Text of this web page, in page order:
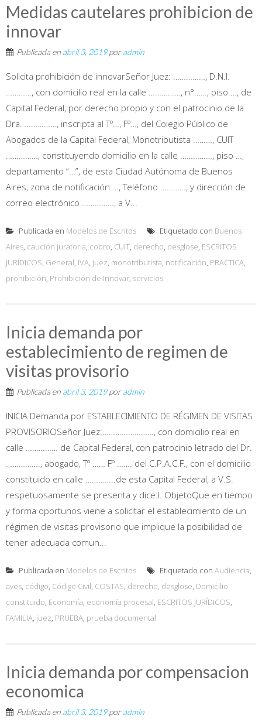
Medidas cautelares prohibicion de
innovar
Publicada en abril 3, 2019poradmin
Solicita prohibición de innovarSeñor Juez: ……………, D.N.I.
…………, con domicilio real en la calle ……………, n°……, piso …, de
Capital Federal, por derecho propio y con el patrocinio de la
Dra. ……………, inscripta al Tº…, Fº…, del Colegio Público de
Abogados de la Capital Federal, Monotributista ………, CUIT
……………, constituyendo domicilio en la calle ……………, piso …,
departamento “…”, de esta Ciudad Autónoma de Buenos
Aires, zona de notificación …, Teléfono …………, y dirección de
correo electrónico ……………, a V...
Publicada en Modelos de Escritos Etiquetado con Buenos
Aires, caución juratoria, cobro, CUIT, derecho, desglose, ESCRITOS
JURÍDICOS, General, IVA, juez, monotributista, notificación, PRACTICA,
prohibición, Prohibición de Innovar, servicios
Inicia demanda por
establecimiento de regimen de
visitas provisorio
Publicada en abril 3, 2019poradmin
INICIA Demanda por ESTABLECIMIENTO DE RÉGIMEN DE VISITAS
PROVISORIOSeñor Juez:……………………, con domicilio real en
calle …………… de Capital Federal, con patrocinio letrado del Dr.
……………., abogado, Tº …… Fº ……. del C.P.A.C.F., con el domicilio
constituido en calle …………..de esta Capital Federal, a V.S.
respetuosamente se presenta y dice:I. ObjetoQue en tiempo
y forma oportunos viene a solicitar el establecimiento de un
régimen de visitas provisorio que implique la posibilidad de
tener adecuada comun...
Publicada en Modelos de Escritos Etiquetado con Audiencia,
aves, código, Código Civil, COSTAS, derecho, desglose, Domicilio
constituido, Economía, economía procesal, ESCRITOS JURÍDICOS,
FAMILIA, juez, PRUEBA, prueba documental
Inicia demanda por compensacion
economica
Publicada en abril 3, 2019poradmin